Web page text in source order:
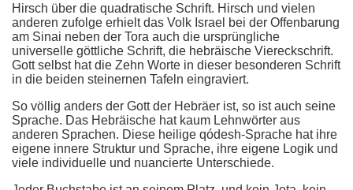
Hirsch über die quadratische Schrift. Hirsch und vielen
anderen zufolge erhielt das Volk Israel bei der Offenbarung
am Sinai neben der Tora auch die ursprüngliche
universelle göttliche Schrift, die hebräische Viereckschrift.
Gott selbst hat die Zehn Worte in dieser besonderen Schrift
in die beiden steinernen Tafeln eingraviert.
So völlig anders der Gott der Hebräer ist, so ist auch seine
Sprache. Das Hebräische hat kaum Lehnwörter aus
anderen Sprachen. Diese heilige qódesh-Sprache hat ihre
eigene innere Struktur und Sprache, ihre eigene Logik und
viele individuelle und nuancierte Unterschiede.